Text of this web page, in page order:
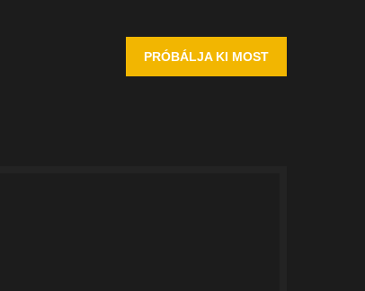
PRÓBÁLJA KI MOST